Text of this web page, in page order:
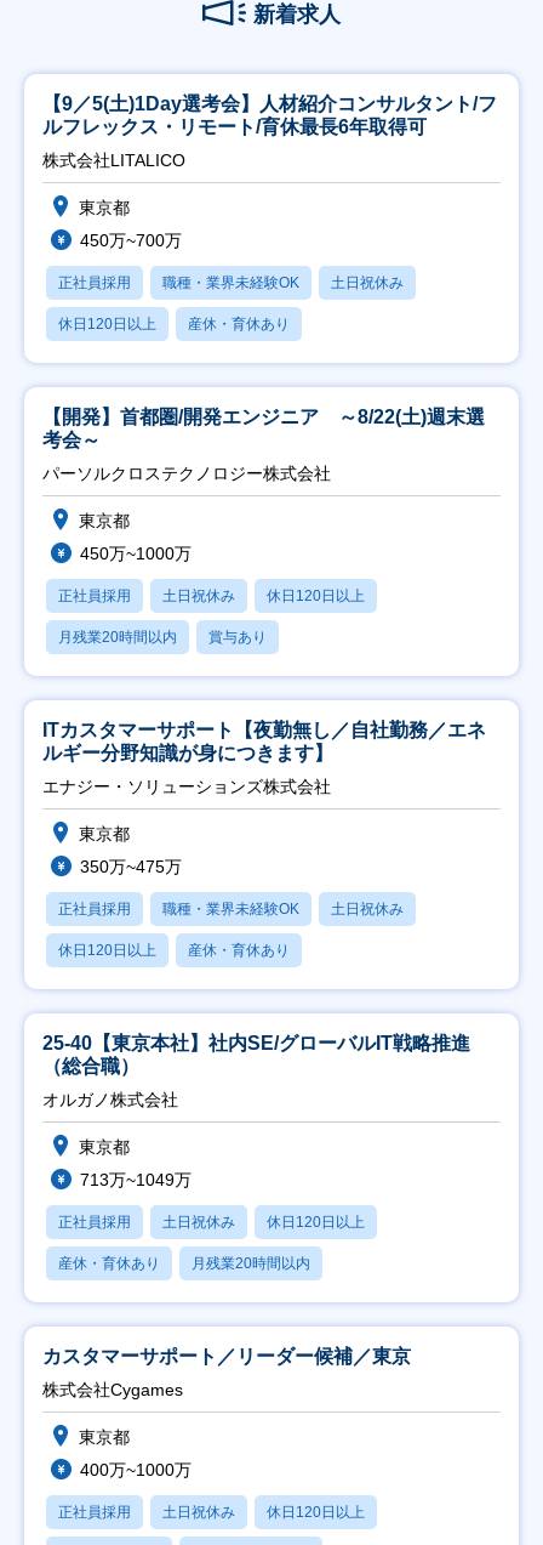
新着求人
【9／5(土)1Day選考会】人材紹介コンサルタント/フ
ルフレックス・リモート/育休最長6年取得可
株式会社LITALICO
東京都
450万~700万
正社員採用 職種・業界未経験OK 土日祝休み
休日120日以上 産休・育休あり
【開発】首都圏/開発エンジニア ～8/22(土)週末選
考会～
パーソルクロステクノロジー株式会社
東京都
450万~1000万
正社員採用 土日祝休み 休日120日以上
月残業20時間以内 賞与あり
ITカスタマーサポート【夜勤無し／自社勤務／エネ
ルギー分野知識が身につきます】
エナジー・ソリューションズ株式会社
東京都
350万~475万
正社員採用 職種・業界未経験OK 土日祝休み
休日120日以上 産休・育休あり
25-40【東京本社】社内SE/グローバルIT戦略推進
（総合職）
オルガノ株式会社
東京都
713万~1049万
正社員採用 土日祝休み 休日120日以上
産休・育休あり 月残業20時間以内
カスタマーサポート／リーダー候補／東京
株式会社Cygames
東京都
400万~1000万
正社員採用 土日祝休み 休日120日以上